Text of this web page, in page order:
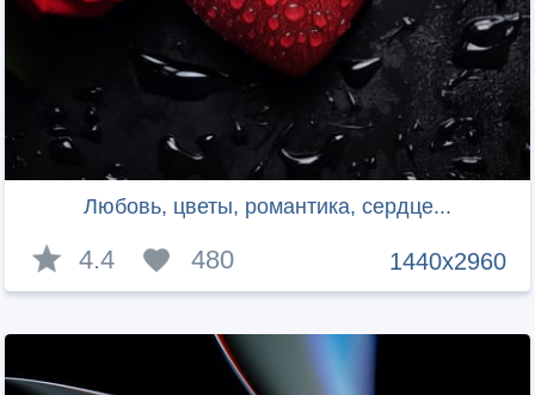
Любовь, цветы, романтика, сердце...
1440x2960
4.4 480